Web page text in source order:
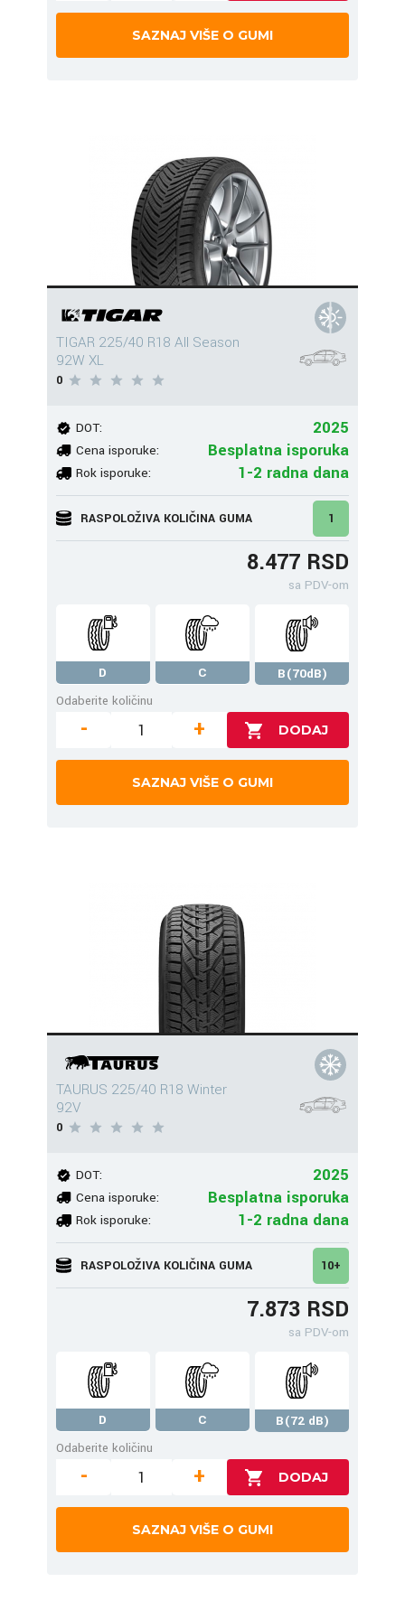
SAZNAJ VIŠE O GUMI
TIGAR 225/40 R18 All Season
92W XL
0
DOT: 2025
Cena isporuke: Besplatna isporuka
Rok isporuke: 1-2 radna dana
RASPOLOŽIVA KOLIČINA GUMA 1
8.477 RSD
sa PDV-om
D C
B(70dB)
Odaberite količinu
- +
SAZNAJ VIŠE O GUMI
TAURUS 225/40 R18 Winter
92V
0
DOT: 2025
Cena isporuke: Besplatna isporuka
Rok isporuke: 1-2 radna dana
RASPOLOŽIVA KOLIČINA GUMA 10+
7.873 RSD
sa PDV-om
D C
B(72 dB)
Odaberite količinu
- +
SAZNAJ VIŠE O GUMI